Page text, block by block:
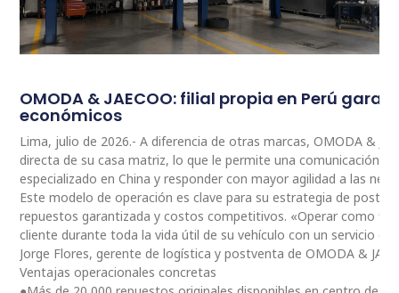
OMODA & JAECOO: filial propia en Perú
económicos
Lima, julio de 2026.- A diferencia de otras marcas, OMODA &
directa de su casa matriz, lo que le permite una comunicación
especializado en China y responder con mayor agilidad a las
Este modelo de operación es clave para su estrategia de
repuestos garantizada y costos competitivos. «Operar como
cliente durante toda la vida útil de su vehículo con un servicio
Jorge Flores, gerente de logística y postventa de OMODA &
Ventajas operacionales concretas